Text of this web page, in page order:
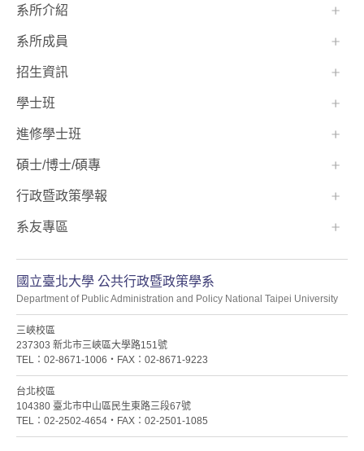
國立臺北大學 公共行政暨政策學系
Department of Public Administration and Policy National Taipei University
三峽校區
237303 新北市三峽區大學路151號
TEL：02-8671-1006・FAX：02-8671-9223
台北校區
104380 臺北市中山區民生東路三段67號
TEL：02-2502-4654・FAX：02-2501-1085
系所介紹
系所成員
招生資訊
學士班⠀⠀
進修學士班
碩士/博士/碩專
行政暨政策學報
系友專區